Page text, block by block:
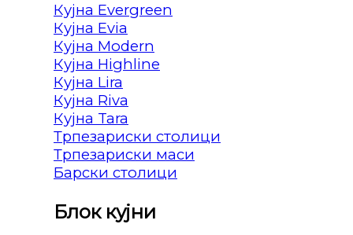
Кујна Evergreen
Кујна Evia
Кујна Modern
Кујна Highline
Кујна Lira
Кујна Riva
Кујна Tara
Трпезариски столици
Трпезариски маси
Барски столици
Блок кујни